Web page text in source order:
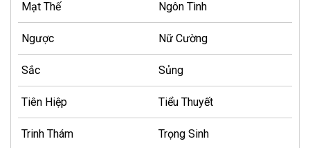
Mạt Thế Ngôn Tình
Ngược Nữ Cường
Sắc Sủng
Tiên Hiệp Tiểu Thuyết
Trinh Thám Trọng Sinh